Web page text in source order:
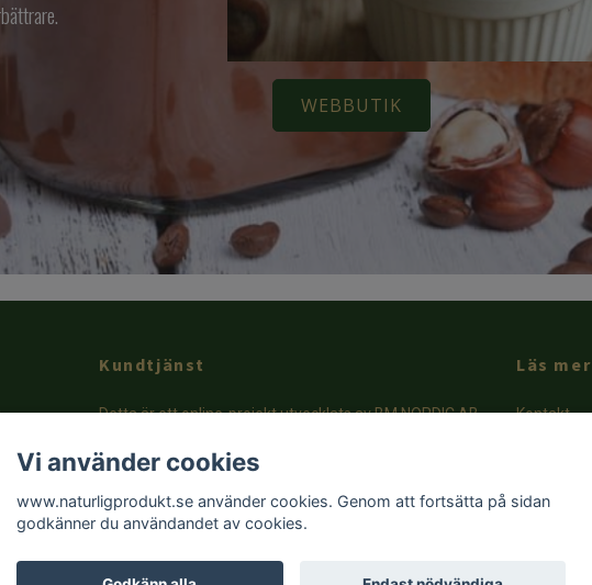
WEBBUTIK
Kundtjänst
Detta är ett online-projekt utvecklats av BM NORDIC AB
Tveka inte att mejla oss på e-post. Vänligen använd
Läs mer
Kontakt
Vi använder cookies
www.naturligprodukt.se använder cookies. Genom att fortsätta på sidan
godkänner du användandet av cookies.